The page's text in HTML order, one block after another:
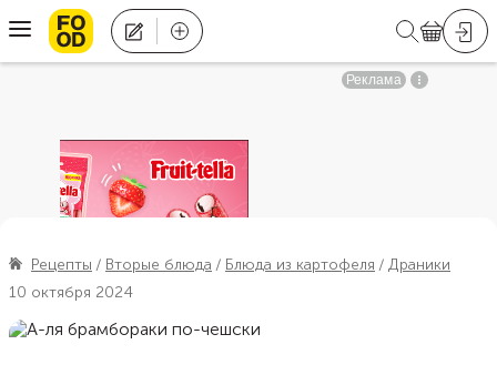
Рецепты Вторые блюда Блюда из картофеля
Драники
10 октября 2024